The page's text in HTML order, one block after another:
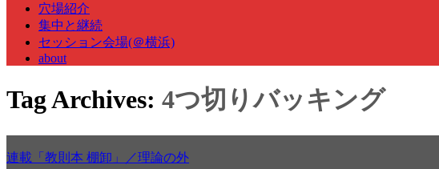
穴場紹介
集中と継続
セッション会場(＠横浜)
about
Tag Archives: 4つ切りバッキング
連載「教則本 棚卸」／理論の外